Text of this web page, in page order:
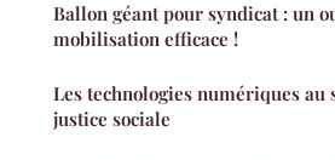
Ballon géant pour syndicat : un
mobilisation efficace !
Les technologies numériques au
justice sociale